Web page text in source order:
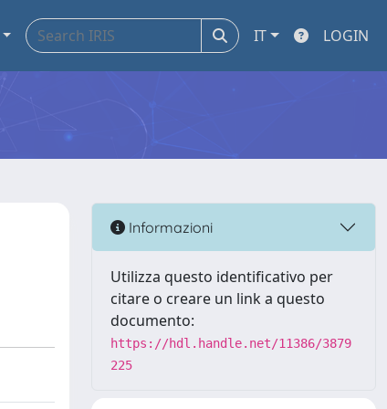
IT LOGIN
Informazioni
Utilizza questo identificativo per
citare o creare un link a questo
documento:
https://hdl.handle.net/11386/3879
225